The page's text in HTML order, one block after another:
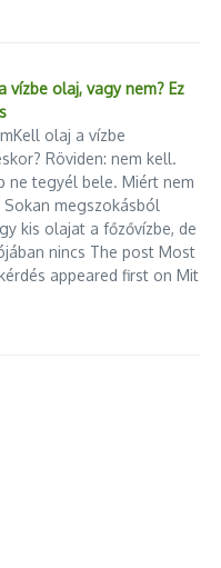
vízbe olaj, vagy nem? Ez
olaj a vízbe
Röviden: nem kell.
ne tegyél bele. Miért nem
Sokan megszokásból
kis olajat a főzővízbe, de
nincs The post Most
appeared first on Mit